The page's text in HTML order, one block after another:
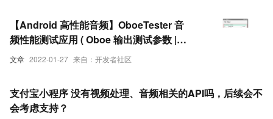
文章 2022-01-27 来自：开发者社区
【Android 高性能音频】OboeTester 音
频性能测试应用 ( Oboe 输出测试参数 |
API 选择 | 音频输出设备选择 | 采样率 | 通
支付宝小程序 没有视频处理、音频相关的API吗，后续会不
会考虑支持？